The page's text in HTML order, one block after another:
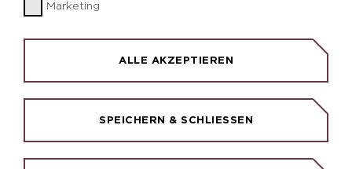
ERZBAHN-EMSCHERBRUCH
EINE TRASSE - VIELE GESCHICHTEN
Der "Regionale Grünzug D", mittlerer der sieben
Grünzüge, die den Kern des Ruhrgebiets in Nord-
Süd-Richtung gliedern, ist das Rückgrat dieser
Themenroute. Hinter der sachlichen Beschreibung
verbirgt sich eine der vielfältigsten industriellen
Marketing
ALLE AKZEPTIEREN
SPEICHERN & SCHLIESSEN